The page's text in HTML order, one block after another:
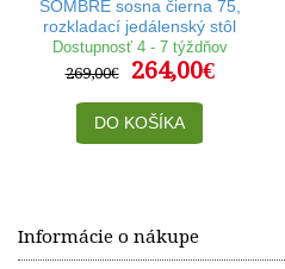
SOMBRE sosna čierna 75,
rozkladací jedálenský stôl
Dostupnosť 4 - 7 týždňov
269,00€
264,00€
DO KOŠÍKA
Informácie o nákupe